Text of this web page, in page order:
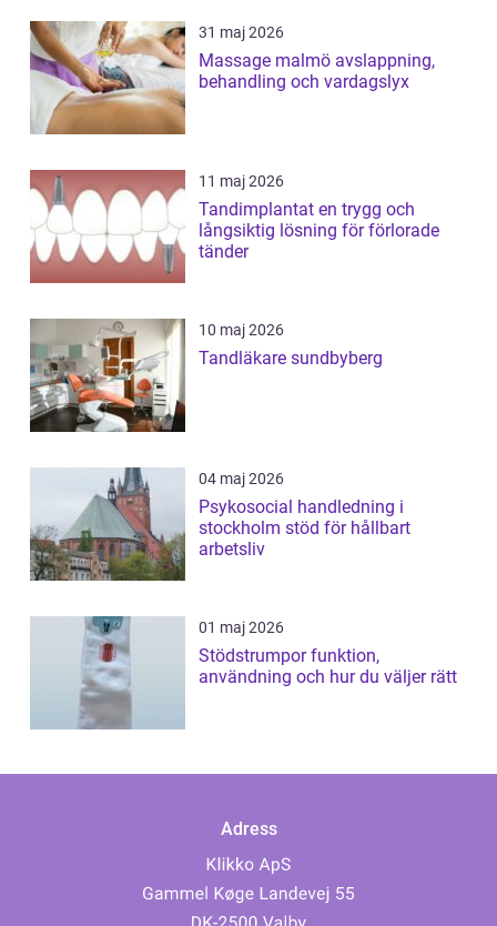
31 maj 2026
Massage malmö avslappning,
behandling och vardagslyx
11 maj 2026
Tandimplantat en trygg och
långsiktig lösning för förlorade
tänder
10 maj 2026
Tandläkare sundbyberg
04 maj 2026
Psykosocial handledning i
stockholm stöd för hållbart
arbetsliv
01 maj 2026
Stödstrumpor funktion,
användning och hur du väljer rätt
Adress